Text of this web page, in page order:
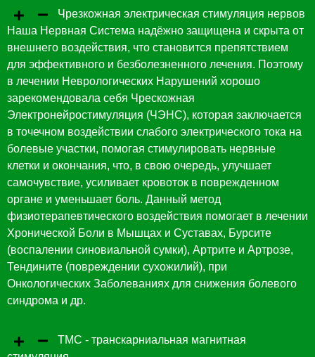
Чрезкожная электрическая стимуляция нервов
Наша Нервная Система надёжно защищена и скрыта от
внешнего воздействия, что становится препятствием
для эффективного и безболезненного лечения. Поэтому
в лечении Неврологических Нарушений хорошо
зарекомендовала себя Чрескожная
Электронейростимуляция (ЧЭНС), которая заключается
в точечном воздействии слабого электрического тока на
болевые участки, помогая стимулировать нервные
клетки и окончания, что, в свою очередь, улучшает
самочувствие, усиливает кровоток в поврежденном
органе и уменьшает боль. Данный метод
физиотерапевтического воздействия помогает в лечении
Хронической Боли в Мышцах и Суставах, Бурсите
(воспалении синовиальной сумки), Артрите и Артрозе,
Тендините (повреждении сухожилий), при
Онкологических Заболеваниях для снижения болевого
синдрома и др.
ТМС - транскарниальная магнитная